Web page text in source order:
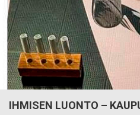
IHMISEN LUONTO –